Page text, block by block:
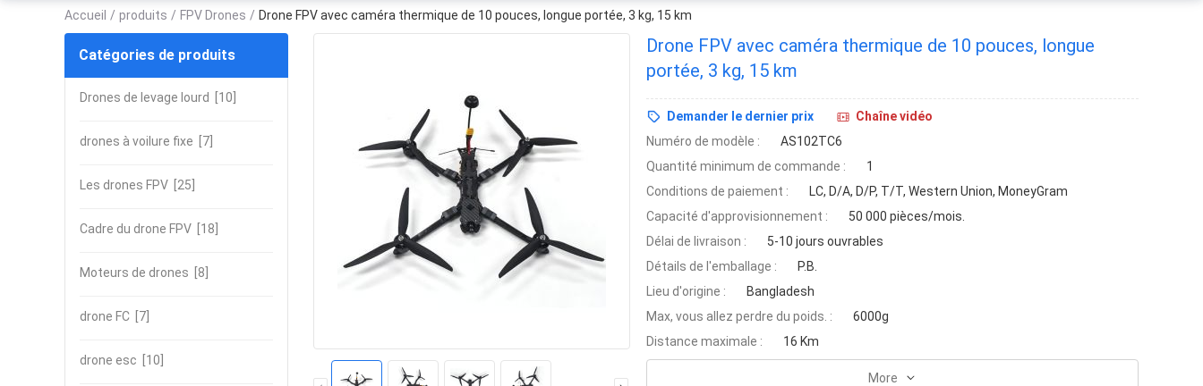
Accueil / produits / FPV Drones / Drone FPV avec caméra thermique de 10 pouces, longue portée, 3 kg, 15 km
Catégories de produits
Drones de levage lourd [10]
drones à voilure fixe [7]
Les drones FPV [25]
Cadre du drone FPV [18]
Moteurs de drones [8]
drone FC [7]
drone esc [10]
Drone FPV avec caméra thermique de 10 pouces, longue
portée, 3 kg, 15 km
Demander le dernier prix
Chaîne vidéo
Numéro de modèle :
AS102TC6
Quantité minimum de commande :
1
Conditions de paiement :
LC, D/A, D/P, T/T, Western Union, MoneyGram
Capacité d'approvisionnement :
50 000 pièces/mois.
Délai de livraison :
5-10 jours ouvrables
Détails de l'emballage :
P.B.
Lieu d'origine :
Bangladesh
Max, vous allez perdre du poids. :
6000g
Distance maximale :
16 Km
More